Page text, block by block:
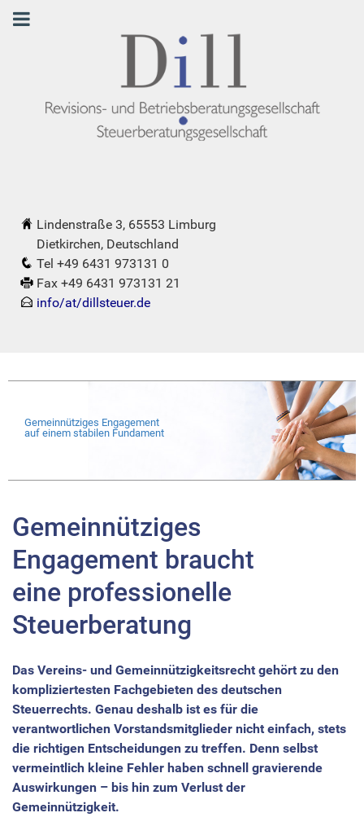
Lindenstraße 3, 65553 Limburg
Dietkirchen, Deutschland
Tel +49 6431 973131 0
Fax +49 6431 973131 21
info/at/dillsteuer.de
Gemeinnütziges Engagement
auf einem stabilen Fundament
Gemeinnütziges
Engagement braucht
eine professionelle
Steuerberatung
Das Vereins- und Gemeinnützigkeitsrecht gehört zu den
kompliziertesten Fachgebieten des deutschen
Steuerrechts. Genau deshalb ist es für die
verantwortlichen Vorstandsmitglieder nicht einfach, stets
die richtigen Entscheidungen zu treffen. Denn selbst
vermeintlich kleine Fehler haben schnell gravierende
Auswirkungen – bis hin zum Verlust der
Gemeinnützigkeit.